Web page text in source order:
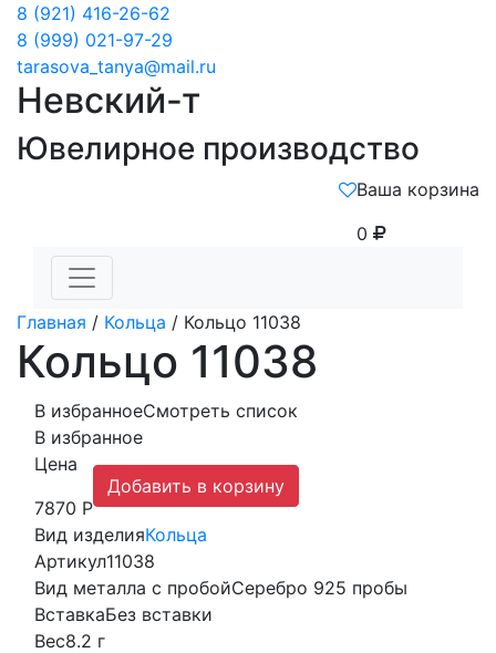
8 (921) 416-26-62
8 (999) 021-97-29
tarasova_tanya@mail.ru
Невский-т
Ювелирное производство
Ваша корзина
0
Главная / Кольца / Кольцо 11038
Кольцо 11038
В избранноеСмотреть список
В избранное
Цена
7870 Р
Добавить в корзину
Вид изделияКольца
Артикул11038
Вид металла с пробойСеребро 925 пробы
ВставкаБез вставки
Вес8.2 г